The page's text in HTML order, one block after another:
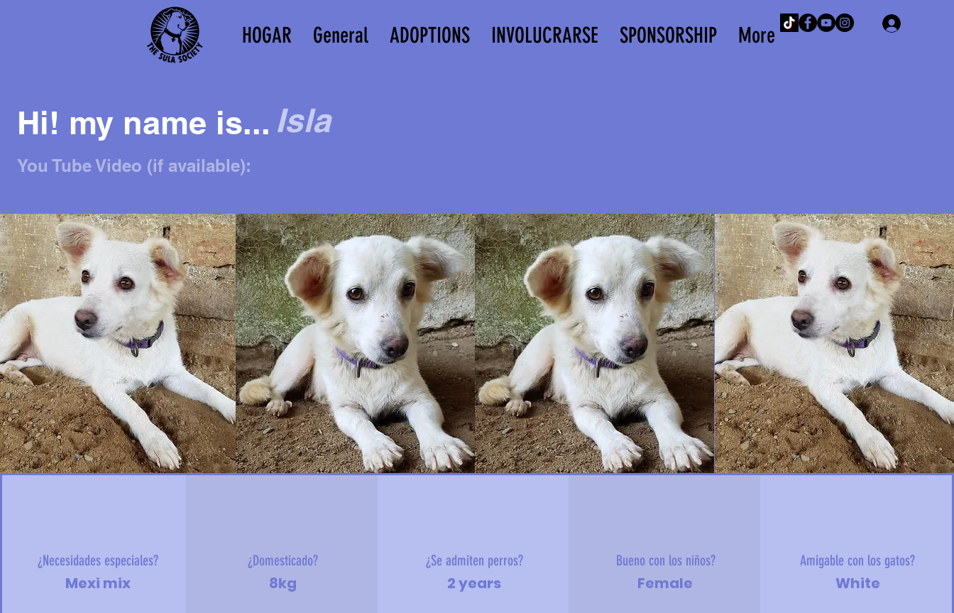
HOGAR General ADOPTIONS INVOLUCRARSE SPONSORSHIP More
Hi! my name is... Isla
You Tube Video (if available):
¿Necesidades especiales?
Mexi mix
¿Domesticado?
8kg
¿Se admiten perros?
2 years
Bueno con los niños?
Female
Amigable con los gatos?
White